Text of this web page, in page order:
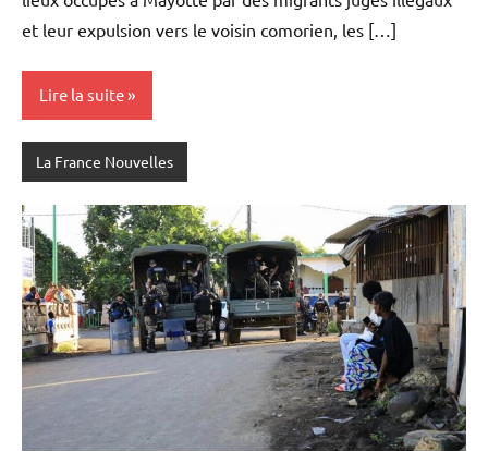
et leur expulsion vers le voisin comorien, les […]
Lire la suite
La France Nouvelles